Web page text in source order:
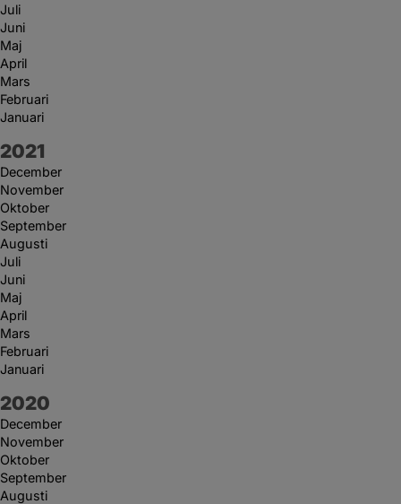
Juli
Juni
Maj
April
Mars
Februari
Januari
År:
2021
December
November
Oktober
September
Augusti
Juli
Juni
Maj
April
Mars
Februari
Januari
År:
2020
December
November
Oktober
September
Augusti